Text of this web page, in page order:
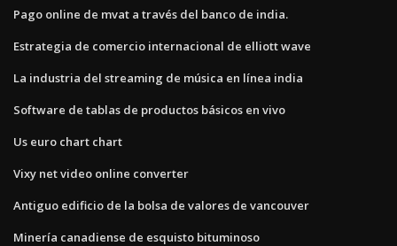
Pago online de mvat a través del banco de india.
Estrategia de comercio internacional de elliott wave
La industria del streaming de música en línea india
Software de tablas de productos básicos en vivo
Us euro chart chart
Vixy net video online converter
Antiguo edificio de la bolsa de valores de vancouver
Minería canadiense de esquisto bituminoso